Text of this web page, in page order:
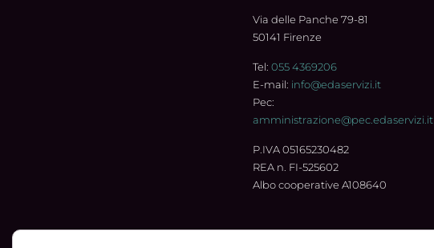
Via delle Panche 79-81
50141 Firenze
Tel: 055 4369206
E-mail: info@edaservizi.it
Pec:
amministrazione@pec.edaservizi.it
P.IVA 05165230482
REA n. FI-525602
Albo cooperative A108640